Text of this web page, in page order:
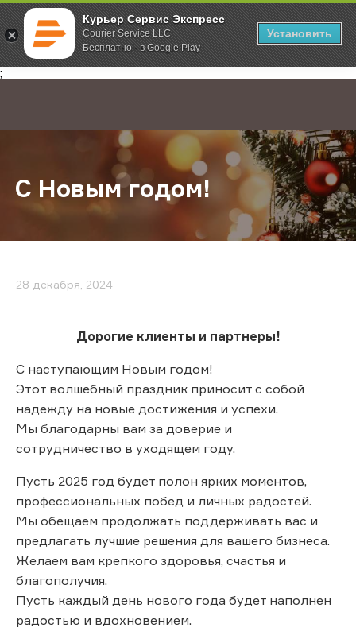
Курьер Сервис Экспресс
Courier Service LLC
Бесплатно - в Google Play
Установить
;
Главная О компании Новости С Новым годом!
С Новым годом!
28 декабря, 2024
Дорогие клиенты и партнеры!
С наступающим Новым годом!
Этот волшебный праздник приносит с собой
надежду на новые достижения и успехи.
Мы благодарны вам за доверие и
сотрудничество в уходящем году.
Пусть 2025 год будет полон ярких моментов,
профессиональных побед и личных радостей.
Мы обещаем продолжать поддерживать вас и
предлагать лучшие решения для вашего бизнеса.
Желаем вам крепкого здоровья, счастья и
благополучия.
Пусть каждый день нового года будет наполнен
радостью и вдохновением.